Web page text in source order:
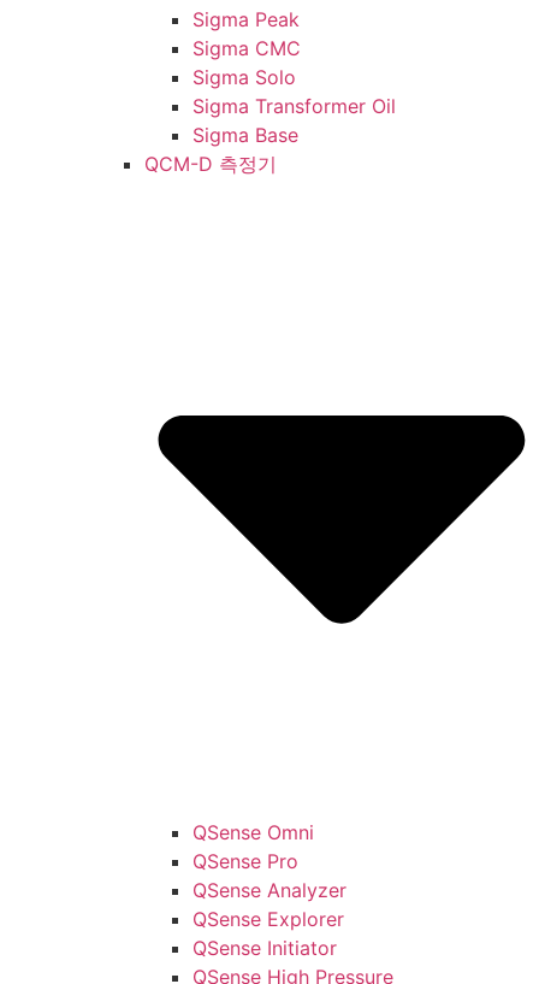
Sigma Peak
Sigma CMC
Sigma Solo
Sigma Transformer Oil
Sigma Base
QCM-D 측정기
QSense Omni
QSense Pro
QSense Analyzer
QSense Explorer
QSense Initiator
QSense High Pressure